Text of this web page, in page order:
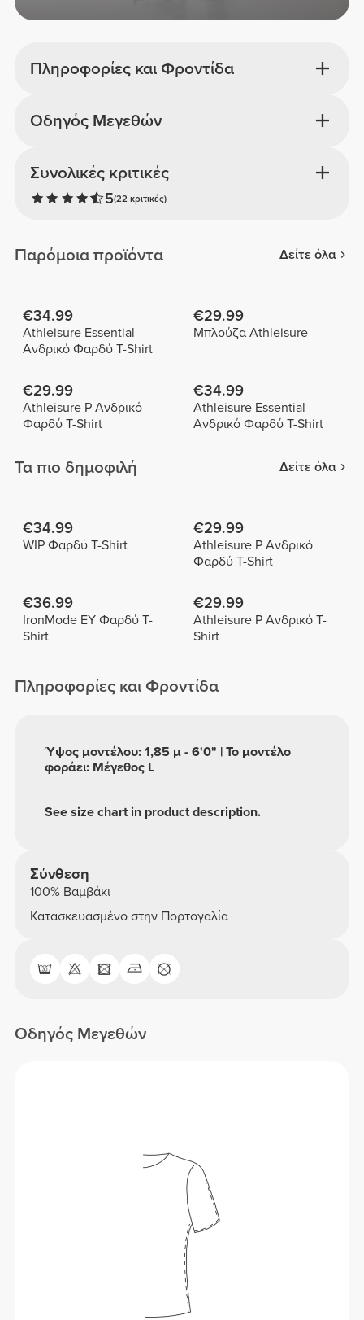
Πληροφορίες και Φροντίδα
Συνολικές κριτικές
5(22 κριτικές)
Οδηγός Μεγεθών
Παρόμοια προϊόντα Δείτε όλα
€34.99
Athleisure Essential
Ανδρικό Φαρδύ T-Shirt
€29.99
Μπλούζα Athleisure
€29.99
Athleisure P Ανδρικό
Φαρδύ T-Shirt
€34.99
Athleisure Essential
Ανδρικό Φαρδύ T-Shirt
Τα πιο δημοφιλή Δείτε όλα
€34.99
WIP Φαρδύ T-Shirt
€29.99
Athleisure P Ανδρικό
Φαρδύ T-Shirt
€36.99
IronMode EY Φαρδύ T-
Shirt
€29.99
Athleisure P Ανδρικό T-
Shirt
Πληροφορίες και Φροντίδα
See size chart in product description.
Ύψος μοντέλου: 1,85 μ - 6'0" | Το μοντέλο
φοράει: Μέγεθος L
Σύνθεση
100% Βαμβάκι
Κατασκευασμένο στην Πορτογαλία
Οδηγός Μεγεθών